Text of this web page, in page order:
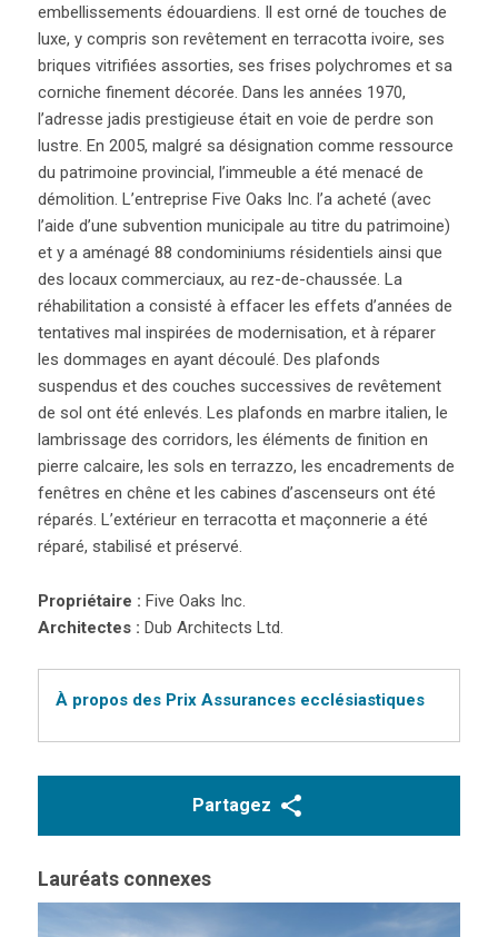
embellissements édouardiens. Il est orné de touches de
luxe, y compris son revêtement en terracotta ivoire, ses
briques vitrifiées assorties, ses frises polychromes et sa
corniche finement décorée. Dans les années 1970,
l’adresse jadis prestigieuse était en voie de perdre son
lustre. En 2005, malgré sa désignation comme ressource
du patrimoine provincial, l’immeuble a été menacé de
démolition. L’entreprise Five Oaks Inc. l’a acheté (avec
l’aide d’une subvention municipale au titre du patrimoine)
et y a aménagé 88 condominiums résidentiels ainsi que
des locaux commerciaux, au rez-de-chaussée. La
réhabilitation a consisté à effacer les effets d’années de
tentatives mal inspirées de modernisation, et à réparer
les dommages en ayant découlé. Des plafonds
suspendus et des couches successives de revêtement
de sol ont été enlevés. Les plafonds en marbre italien, le
lambrissage des corridors, les éléments de finition en
pierre calcaire, les sols en terrazzo, les encadrements de
fenêtres en chêne et les cabines d’ascenseurs ont été
réparés. L’extérieur en terracotta et maçonnerie a été
réparé, stabilisé et préservé.
Propriétaire : Five Oaks Inc.
Architectes : Dub Architects Ltd.
À propos des Prix Assurances ecclésiastiques
Partagez
Lauréats connexes